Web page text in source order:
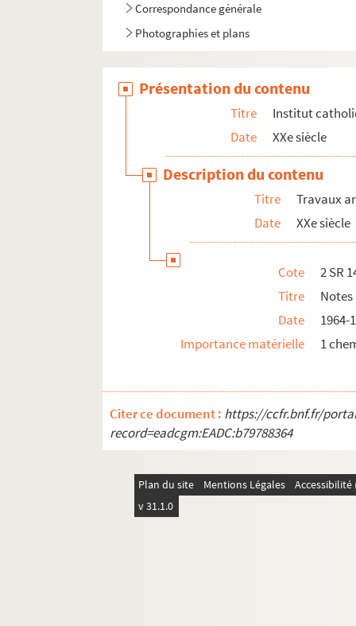
Correspondance générale
Photographies et plans
Présentation du contenu
Titre
Institut
Date
XXe siècle
Description du contenu
Titre
Travaux
Date
XXe siècle
Cote
2 SR
Titre
Date
1964-
Importance matérielle
1
Citer ce document : https://ccfr.bnf.fr/
record=eadcgm:EADC:b79788364
Plan du site Mentions Légales
v 31.1.0